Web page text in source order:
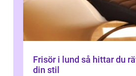
Frisör i lund så hittar du rätt salong för
din stil